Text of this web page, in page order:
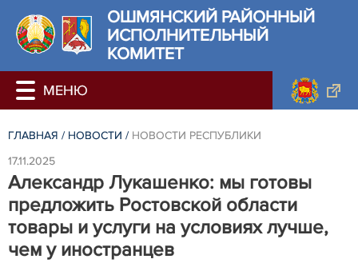
ОШМЯНСКИЙ РАЙОННЫЙ
ИСПОЛНИТЕЛЬНЫЙ
КОМИТЕТ
ГЛАВНАЯ / НОВОСТИ / НОВОСТИ РЕСПУБЛИКИ
17.11.2025
Александр Лукашенко: мы готовы
предложить Ростовской области
товары и услуги на условиях лучше,
чем у иностранцев